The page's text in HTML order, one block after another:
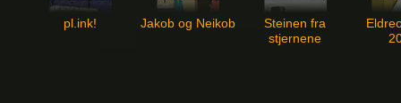
pl.ink! Jakob og Neikob
Steinen fra
stjernene